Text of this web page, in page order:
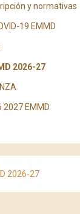
y normativas
19 EMMD
2026-27
2027 EMMD
2026-27